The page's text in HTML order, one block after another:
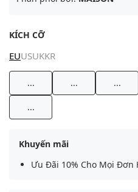
KÍCH CỠ
EUUSUKKR
... ... ...
...
Khuyến mãi
Ưu Đãi 10% Cho Mọi Đơn